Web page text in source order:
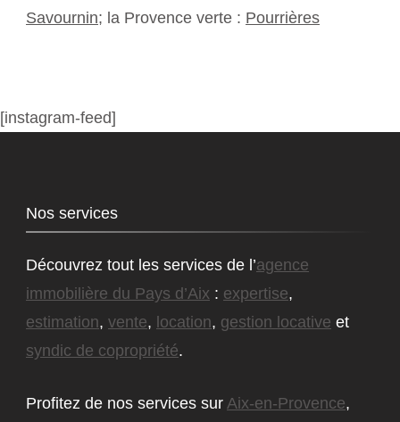
Savournin; la Provence verte : Pourrières
[instagram-feed]
Nos services
Découvrez tout les services de l’agence
immobilière du Pays d’Aix : expertise,
estimation, vente, location, gestion locative et
syndic de copropriété.
Profitez de nos services sur Aix-en-Provence,